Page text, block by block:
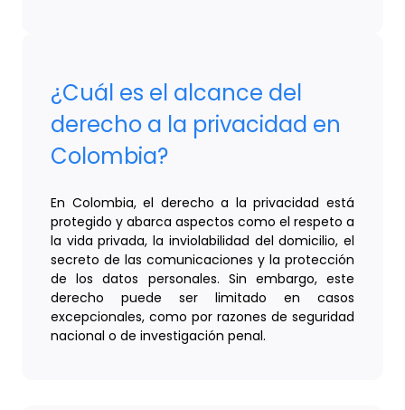
¿Cuál es el alcance del
derecho a la privacidad en
Colombia?
En Colombia, el derecho a la privacidad está
protegido y abarca aspectos como el respeto a
la vida privada, la inviolabilidad del domicilio, el
secreto de las comunicaciones y la protección
de los datos personales. Sin embargo, este
derecho puede ser limitado en casos
excepcionales, como por razones de seguridad
nacional o de investigación penal.